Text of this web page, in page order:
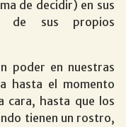
de decidir) en sus
de sus propios
poder en nuestras
hasta el momento
cara, hasta que los
tienen un rostro,